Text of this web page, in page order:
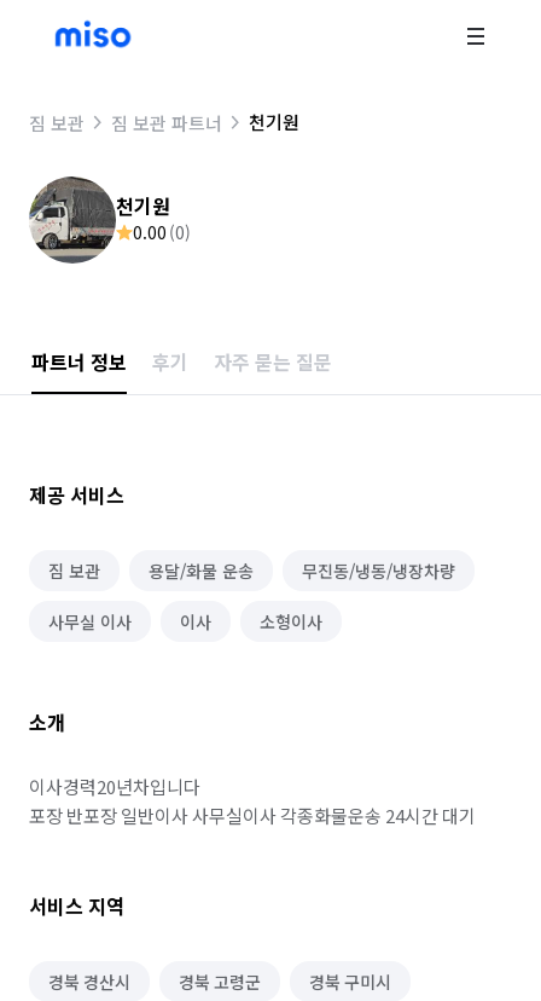
짐 보관 짐 보관 파트너 천기원
천기원
0.00 (0)
파트너 정보 후기 자주 묻는 질문
제공 서비스
짐 보관 용달/화물 운송 무진동/냉동/냉장차량
사무실 이사 이사 소형이사
소개
이사경력20년차입니다
포장 반포장 일반이사 사무실이사 각종화물운송 24시간 대기
서비스 지역
경북 경산시 경북 고령군 경북 구미시